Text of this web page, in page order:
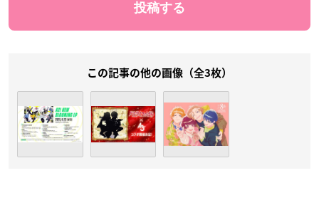
この記事の他の画像（全3枚）